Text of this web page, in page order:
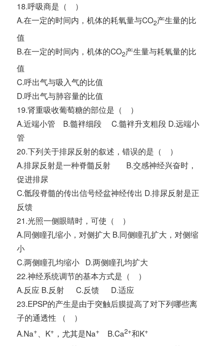
18.呼吸商是（ ）
A.在一定的时间内，机体的耗氧量与CO2产生量的比
值
B.在一定的时间内，机体的CO2产生量与耗氧量的比
值
C.呼出气与吸入气的比值
D.呼出气与肺容量的比值
19.肾重吸收葡萄糖的部位是（ ）
A.近端小管 B.髓袢细段 C.髓袢升支粗段 D.远端小
管
20.下列关于排尿反射的叙述，错误的是（ ）
A.排尿反射是一种脊髓反射 B.交感神经兴奋时，
促进排尿
C.骶段脊髓的传出信号经盆神经传出 D.排尿反射是正
反馈
21.光照一侧眼睛时，可使（ ）
A.同侧瞳孔缩小，对侧扩大 B.同侧瞳孔扩大，对侧缩
小
C.两侧瞳孔均缩小 D.两侧瞳孔均扩大
22.神经系统调节的基本方式是（ ）
A.反应 B.反射 C.反馈 D.适应
23.EPSP的产生是由于突触后膜提高了对下列哪些离
子的通透性 （ ）
A.Na+ 、K+ ，尤其是Na+ B.Ca2+和K+